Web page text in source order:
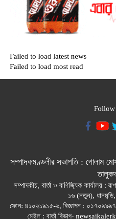
Failed to load latest news
Failed to load most read
Follow
সম্পাদকমণ্ডলীর সভাপতি : গোলাম
সম্পাদকীয়, বার্তা ও বাণিজ্যিক কার্যালয়
১৬ (নতুন),
ফোন: ৪১০২১৯১৫-৬, বিজ্ঞাপন :
মেইল : বার্তা বিভাগ-